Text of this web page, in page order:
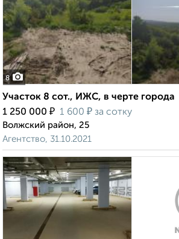
8
Участок 8 сот., ИЖС, в черте города
1 250 000 ₽ 1 600 ₽ за сотку
Волжский район, 25
Агентство, 31.10.2021